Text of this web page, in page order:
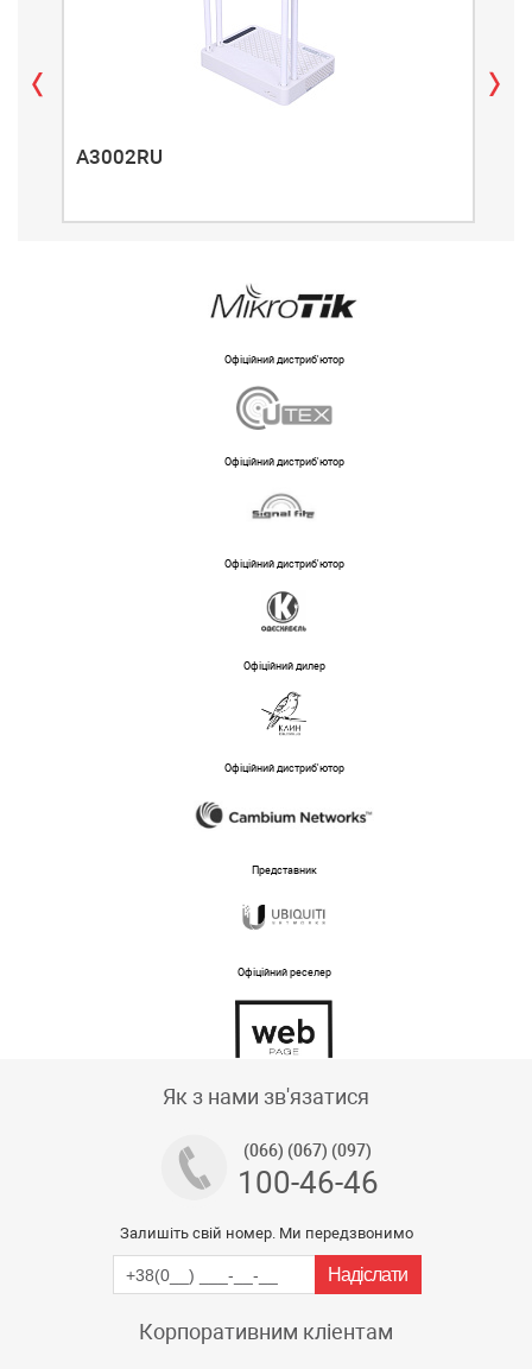
A3002RU
Офіційний дистриб'ютор
Офіційний дистриб'ютор
Офіційний дистриб'ютор
Офіційний дилер
Офіційний дистриб'ютор
Представник
Офіційний реселер
Як з нами зв'язатися
(066) (067) (097)
100-46-46
Залишіть свій номер. Ми передзвонимо
Корпоративним кліентам